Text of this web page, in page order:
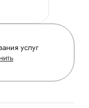
услуг